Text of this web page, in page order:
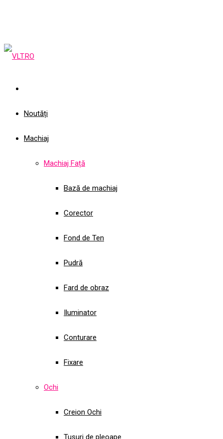
Noutăți
Machiaj
Machiaj Față
Bază de machiaj
Corector
Fond de Ten
Pudră
Fard de obraz
Iluminator
Conturare
Fixare
Ochi
Creion Ochi
Tușuri de pleoape